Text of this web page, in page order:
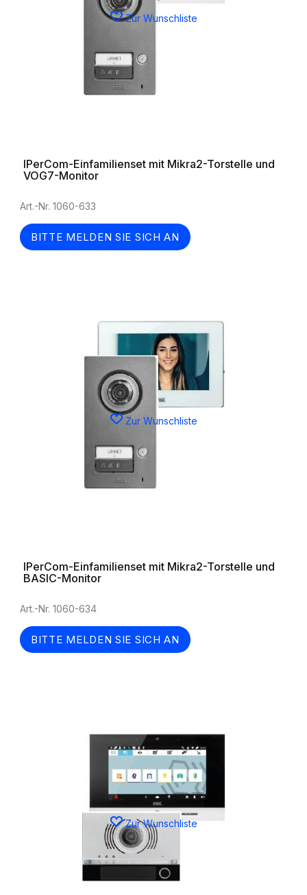
Zur Wunschliste
IPerCom-Einfamilienset mit Mikra2-Torstelle und
VOG7-Monitor
Art.-Nr. 1060-633
BITTE MELDEN SIE SICH AN
Zur Wunschliste
IPerCom-Einfamilienset mit Mikra2-Torstelle und
BASIC-Monitor
Art.-Nr. 1060-634
BITTE MELDEN SIE SICH AN
Zur Wunschliste